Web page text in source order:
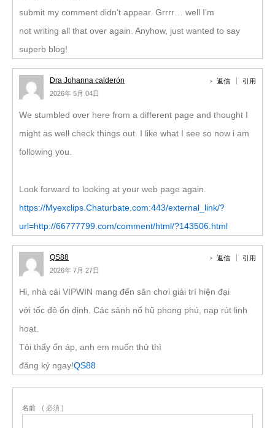
submit my comment didn’t appear. Grrrr… well I’m
not writing all that over again. Anyhow, just wanted to say
superb blog!
Dra Johanna calderón
2026年 5月 04日
返信 引用
We stumbled over here from a different page and thought I
might as well check things out. I like what I see so now i am
following you.
Look forward to looking at your web page again.
https://Myexclips.Chaturbate.com:443/external_link/?
url=http://66777799.com/comment/html/?143506.html
QS88
2026年 7月 27日
返信 引用
Hi, nhà cái VIPWIN mang đến sân chơi giải trí hiện đại
với tốc độ ổn định. Các sảnh nổ hũ phong phú, nạp rút linh
hoạt.
Tôi thấy ổn áp, anh em muốn thử thì
đăng ký ngay!QS88
名前 ( 必須 )